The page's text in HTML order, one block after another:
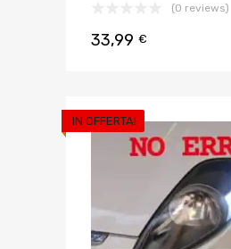
(0 reviews)
33,99 €
IN OFFERTA!